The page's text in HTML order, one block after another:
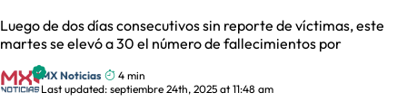
Luego de dos días consecutivos sin reporte de víctimas, este
martes se elevó a 30 el número de fallecimientos por
MX Noticias
4 min
Last updated: septiembre 24th, 2025 at 11:48 am